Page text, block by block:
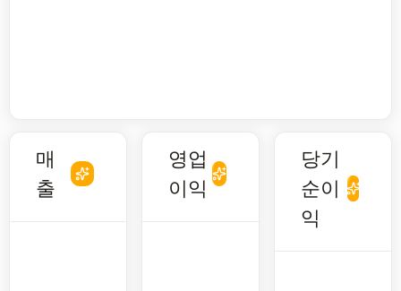
매
출
영업
이익
당기
순이
익